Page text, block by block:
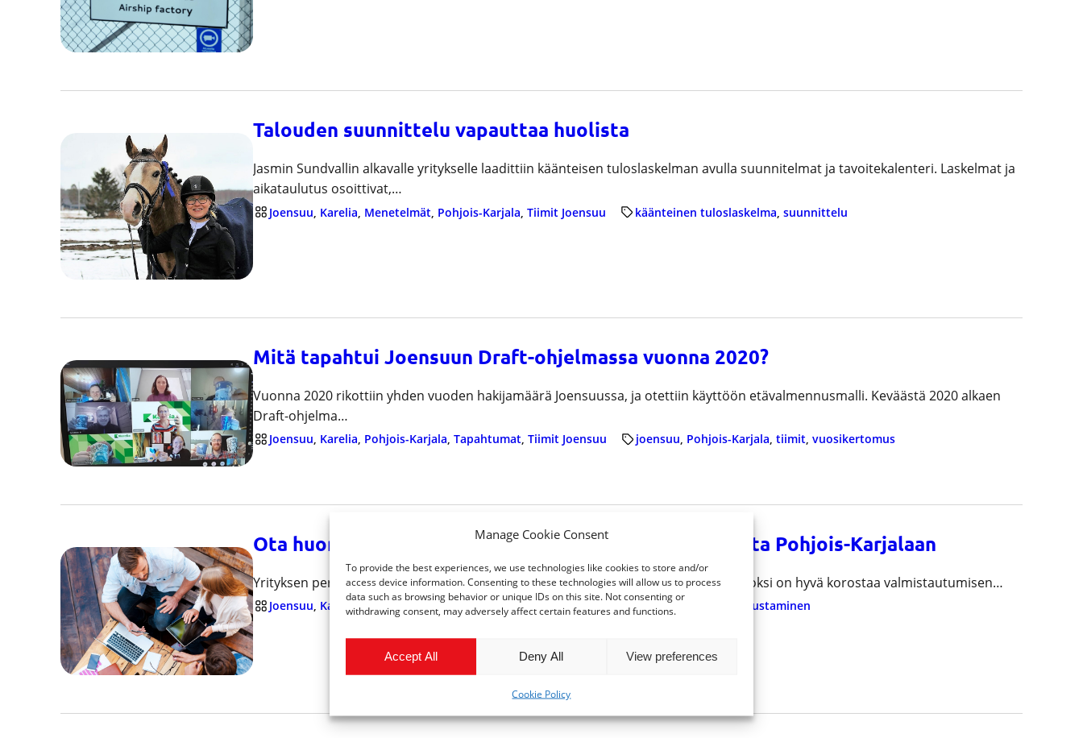
Manage Cookie Consent
To provide the best experiences, we use technologies like cookies to store and/or
access device information. Consenting to these technologies will allow us to process
data such as browsing behavior or unique IDs on this site. Not consenting or
withdrawing consent, may adversely affect certain features and functions.
Accept All Deny All View preferences
Cookie Policy
Talouden suunnittelu vapauttaa huolista
Jasmin Sundvallin alkavalle yritykselle laadittiin käänteisen tuloslaskelman avulla suunnitelmat ja tavoitekalenteri. Laskelmat ja
aikataulutus osoittivat,…
Joensuu, Karelia, Menetelmät, Pohjois-Karjala, Tiimit Joensuu käänteinen tuloslaskelma, suunnittelu
Mitä tapahtui Joensuun Draft-ohjelmassa vuonna 2020?
Vuonna 2020 rikottiin yhden vuoden hakijamäärä Joensuussa, ja otettiin käyttöön etävalmennusmalli. Keväästä 2020 alkaen
Draft-ohjelma…
Joensuu, Karelia, Pohjois-Karjala, Tapahtumat, Tiimit Joensuu joensuu, Pohjois-Karjala, tiimit, vuosikertomus
Ota huomioon nämä asiat ennen yrityksen perustamista Pohjois-Karjalaan
Yrityksen perustaminen on nykyisin helpompaa kuin koskaan. Ehkäpä juuri sen vuoksi on hyvä korostaa valmistautumisen…
Joensuu, Karelia, Pohjois-Karjala Työohjeet joensuu , Pohjois-Karjala, yrityksen perustaminen